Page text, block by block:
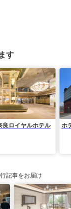
す
ロイヤルホテル ホ
記事をお届け